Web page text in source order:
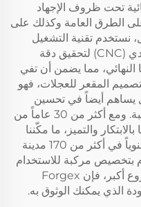
تحت ظروف الإجهاد
على الطرق العامة وكذلك على
نستخدم تقنية التشغيل
الآلي باستخدام ماكينات التحكم العددي (CNC) لتحقيق دقة
النهائي، مما يضمن أن تفي
المقعر للعجلات، فهو
يساهم أيضاً في تحسين
الديناميكا الهوائية والتحكم في المركبة. ومع أكثر من 30 عاماً من
والتميز، ما مكّننا
من خدمة أكثر من 10,000 عميل سنوياً في أكثر من 170 مدينة
بتخصيص مركبة للاستخدام
الشخصي أو تبحث عن عجلات لمشروع أكبر، فإن Forgex